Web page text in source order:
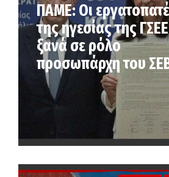
ΠΑΜΕ: Οι
της ηγεσίας της ΓΣΕΕ
ξανά σε ρόλο
προσωπάρχη του